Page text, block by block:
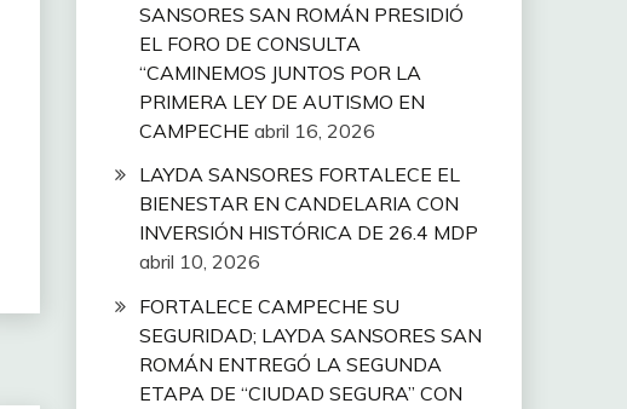
SANSORES SAN ROMÁN PRESIDIÓ
EL FORO DE CONSULTA
“CAMINEMOS JUNTOS POR LA
PRIMERA LEY DE AUTISMO EN
CAMPECHE abril 16, 2026
LAYDA SANSORES FORTALECE EL
BIENESTAR EN CANDELARIA CON
INVERSIÓN HISTÓRICA DE 26.4 MDP
abril 10, 2026
FORTALECE CAMPECHE SU
SEGURIDAD; LAYDA SANSORES SAN
ROMÁN ENTREGÓ LA SEGUNDA
ETAPA DE “CIUDAD SEGURA” CON